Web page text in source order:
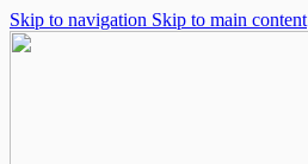
Skip to navigation Skip to main content